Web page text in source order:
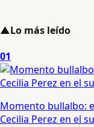
▲Lo más leído
01
Momento bullalbo:
Cecilia Perez en el